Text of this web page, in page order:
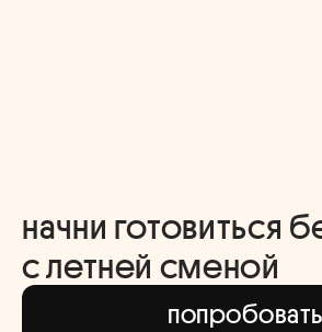
начни готовиться
с летней сменой
попробовать